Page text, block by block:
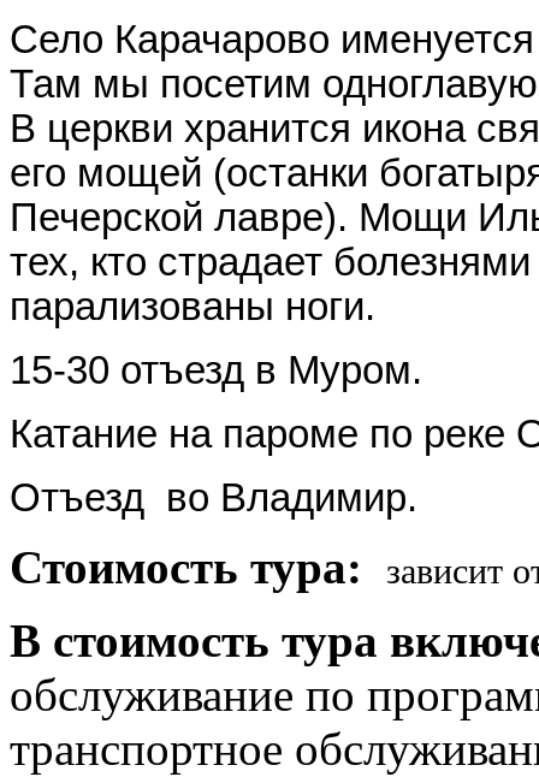
Село Карачарово
Там мы посетим
В церкви хранится икона
его мощей (останки
Печерской лавре). Мощи
тех, кто страдает
парализованы ноги.
15-30 отъезд в Муром.
Катание на пароме по реке
Отъезд во Владимир.
Стоимость тура: зависит
В стоимость тура
обслуживание по
транспортное